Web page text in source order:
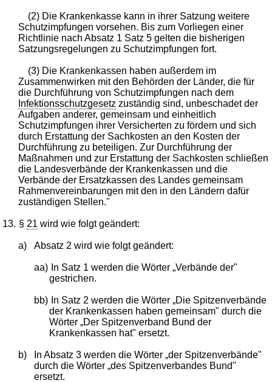
(2) Die Krankenkasse kann in ihrer Satzung weitere
Schutzimpfungen vorsehen. Bis zum Vorliegen einer
Richtlinie nach Absatz 1 Satz 5 gelten die bisherigen
Satzungsregelungen zu Schutzimpfungen fort.
(3) Die Krankenkassen haben außerdem im
Zusammenwirken mit den Behörden der Länder, die für
die Durchführung von Schutzimpfungen nach dem
Infektionsschutzgesetz zuständig sind, unbeschadet der
Aufgaben anderer, gemeinsam und einheitlich
Schutzimpfungen ihrer Versicherten zu fördern und sich
durch Erstattung der Sachkosten an den Kosten der
Durchführung zu beteiligen. Zur Durchführung der
Maßnahmen und zur Erstattung der Sachkosten schließen
die Landesverbände der Krankenkassen und die
Verbände der Ersatzkassen des Landes gemeinsam
Rahmenvereinbarungen mit den in den Ländern dafür
zuständigen Stellen."
13. § 21 wird wie folgt geändert:
a) Absatz 2 wird wie folgt geändert:
aa)
In Satz 1 werden die Wörter „Verbände der"
gestrichen.
bb)
In Satz 2 werden die Wörter „Die Spitzenverbände
der Krankenkassen haben gemeinsam" durch die
Wörter „Der Spitzenverband Bund der
Krankenkassen hat" ersetzt.
b)
In Absatz 3 werden die Wörter „der Spitzenverbände"
durch die Wörter „des Spitzenverbandes Bund"
ersetzt.